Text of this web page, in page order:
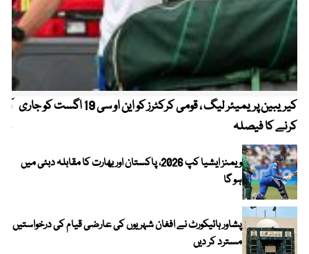
کیریبین پریمیئر لیگ ، قومی کرکٹرز کو این او سی 19 اگست کو جاری
کرنے کا فیصلہ
ویمنز ایشیا کپ 2026، پاکستان اور بھارت کا مقابلہ دبئی میں
ہو گا
پشاور ہائیکورٹ نے افغان شہریوں کی عارضی قیام کی درخواستیں
مسترد کر دیں